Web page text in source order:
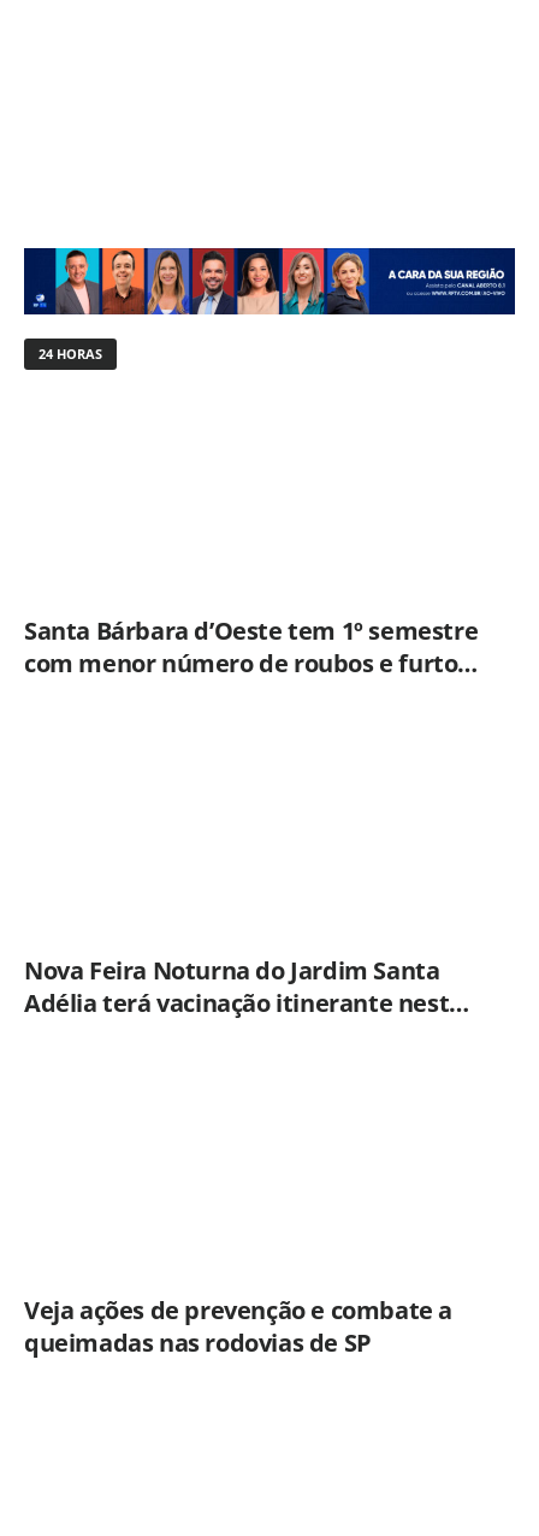
24 HORAS
Santa Bárbara d’Oeste tem 1º semestre
com menor número de roubos e furtos
Nova Feira Noturna do Jardim Santa
Adélia terá vacinação itinerante nesta
Veja ações de prevenção e combate a
queimadas nas rodovias de SP